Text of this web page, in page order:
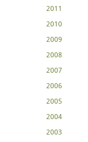
2011
2010
2009
2008
2007
2006
2005
2004
2003